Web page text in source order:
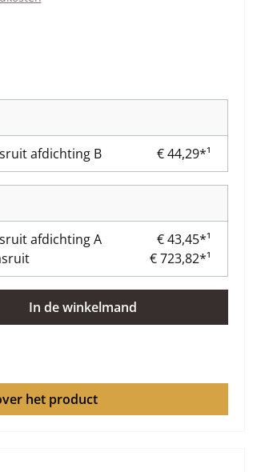
afdichting B € 44,29*¹
afdichting A
€ 43,45*¹
€ 723,82*¹
hoeveelheid in of gebruik de knoppen
In de winkelmand
het product